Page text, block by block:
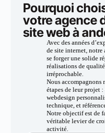
Pourquoi
votre agence
site web à
Avec des années
de site internet, notre
se forger une solide
réalisations de
irréprochable.
Nous accompagnons
étapes de leur projet
webdesign
technique, et
Notre objectif est de
véritable levier de
activité.